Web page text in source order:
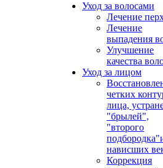
Уход за волосами
Лечение
Лечение
выпадения
Улучшение
качества
Уход за лицом
четких
лица,
"брылей",
"второго
нависших
Коррекция